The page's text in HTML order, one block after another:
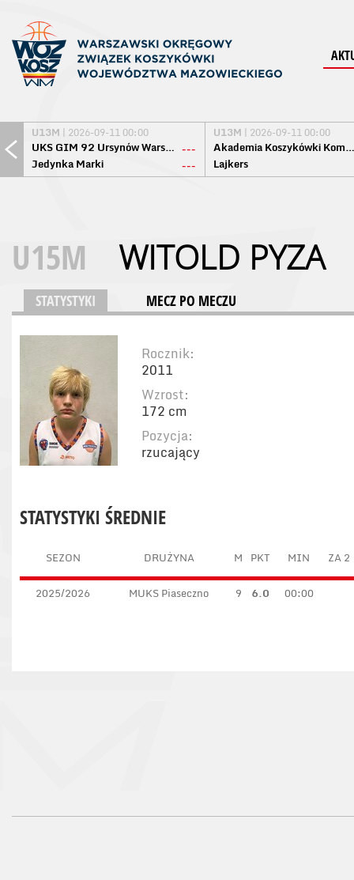
U13M | 2026-09-11 00:00
UKS GIM 92 Ursynów Warszawa ---
Jedynka Marki
---
U13M | 2026-09-11 00:00
Akademia Koszykówki Komorów
Lajkers
U15M WITOLD PYZA
STATYSTYKI MECZ PO MECZU
Rocznik:
2011
Wzrost:
172 cm
Pozycja:
rzucający
STATYSTYKI ŚREDNIE
SEZON DRUŻYNA M PKT MIN ZA 2
2025/2026 MUKS Piaseczno 9 6.0 00:00